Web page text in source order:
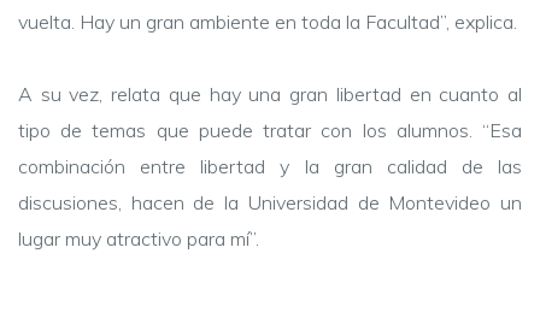
vuelta. Hay un gran ambiente en toda la Facultad”, explica.
A su vez, relata que hay una gran libertad en cuanto al
tipo de temas que puede tratar con los alumnos. “Esa
combinación entre libertad y la gran calidad de las
discusiones, hacen de la Universidad de Montevideo un
lugar muy atractivo para mí”.